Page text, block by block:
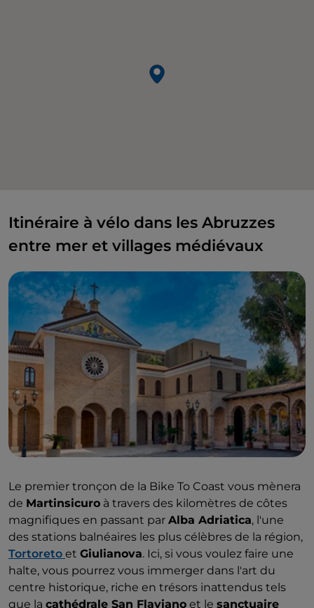
Itinéraire à vélo dans les Abruzzes
entre mer et villages médiévaux
Le premier tronçon de la Bike To Coast vous mènera
de Martinsicuro à travers des kilomètres de côtes
magnifiques en passant par Alba Adriatica, l'une
des stations balnéaires les plus célèbres de la région,
Tortoreto et Giulianova. Ici, si vous voulez faire une
halte, vous pourrez vous immerger dans l'art du
centre historique, riche en trésors inattendus tels
que la cathédrale San Flaviano et le sanctuaire